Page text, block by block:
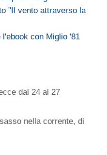
"Il vento attraverso la
con Miglio '81
dal 24 al 27
nella corrente, di